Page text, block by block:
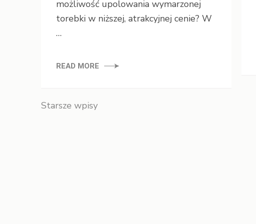
możliwość upolowania wymarzonej
torebki w niższej, atrakcyjnej cenie? W
…
READ MORE
Starsze wpisy